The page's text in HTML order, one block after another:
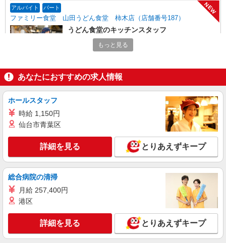
アルバイト パート
ファミリー食堂 山田うどん食堂 柿木店（店舗番号187）
NEW
うどん食堂のキッチンスタッフ
時給1250円 高校生／時給1220円 日・祝日は時
給50円アップ！（9時〜22時）
（埼玉県草加市柿木町745-1）
詳細を見る
アルバイト パート
ファミリー食堂 山田うどん食堂 原町店（店舗番号017）
NEW
うどん食堂のホールスタッフ
5:15〜9:00／時給1200円 9:00〜21:30／時給
1150円 高校生／時給1150円 日・祝日は時給50円
ファミリー食堂 山田うどん食堂 原町店
詳細を見る
パート
ファミリー食堂 山田うどん食堂 原町店（店舗番号017）
NEW
もっと見る
あなたにおすすめの求人情報
ホールスタッフ
時給 1,150円
仙台市青葉区
詳細を見る とりあえずキープ
総合病院の清掃
月給 257,400円
港区
詳細を見る とりあえずキープ